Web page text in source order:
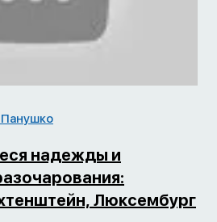
надежды и
Люксембург